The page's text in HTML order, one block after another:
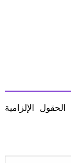
الحقول الإلزامية